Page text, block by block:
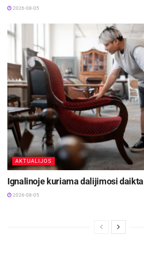
2026-08-05
AKTUALIJOS
Ignalinoje kuriama dalijimosi
2026-08-05